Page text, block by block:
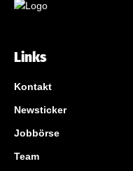
Links
Kontakt
Newsticker
Jobbörse
Team